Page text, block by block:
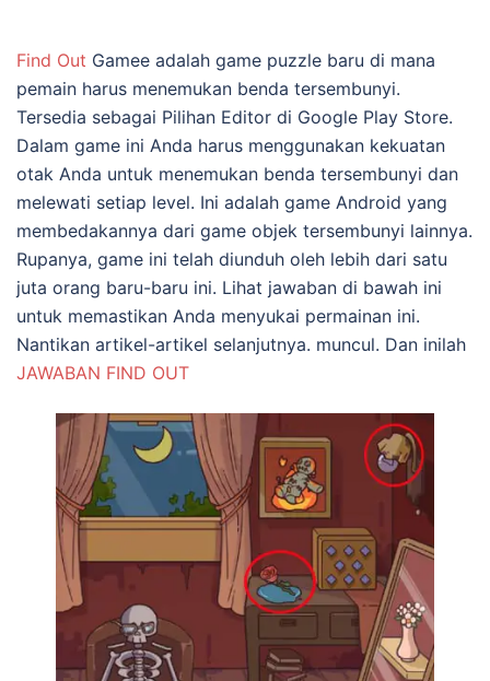
Find Out Gamee adalah game puzzle baru di mana
pemain harus menemukan benda tersembunyi.
Tersedia sebagai Pilihan Editor di Google Play Store.
Dalam game ini Anda harus menggunakan kekuatan
otak Anda untuk menemukan benda tersembunyi dan
melewati setiap level. Ini adalah game Android yang
membedakannya dari game objek tersembunyi lainnya.
Rupanya, game ini telah diunduh oleh lebih dari satu
juta orang baru-baru ini. Lihat jawaban di bawah ini
untuk memastikan Anda menyukai permainan ini.
Nantikan artikel-artikel selanjutnya. muncul. Dan inilah
JAWABAN FIND OUT